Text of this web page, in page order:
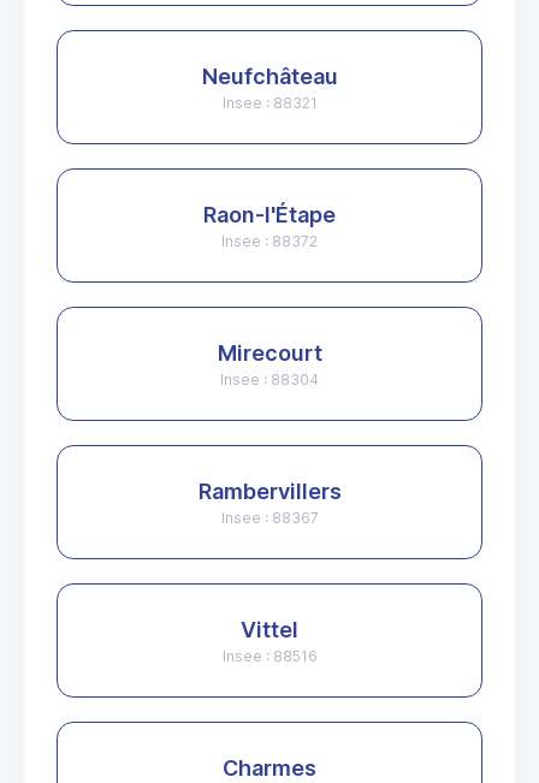
Neufchâteau
Insee : 88321
Raon-l'Étape
Insee : 88372
Mirecourt
Insee : 88304
Rambervillers
Insee : 88367
Vittel
Insee : 88516
Charmes